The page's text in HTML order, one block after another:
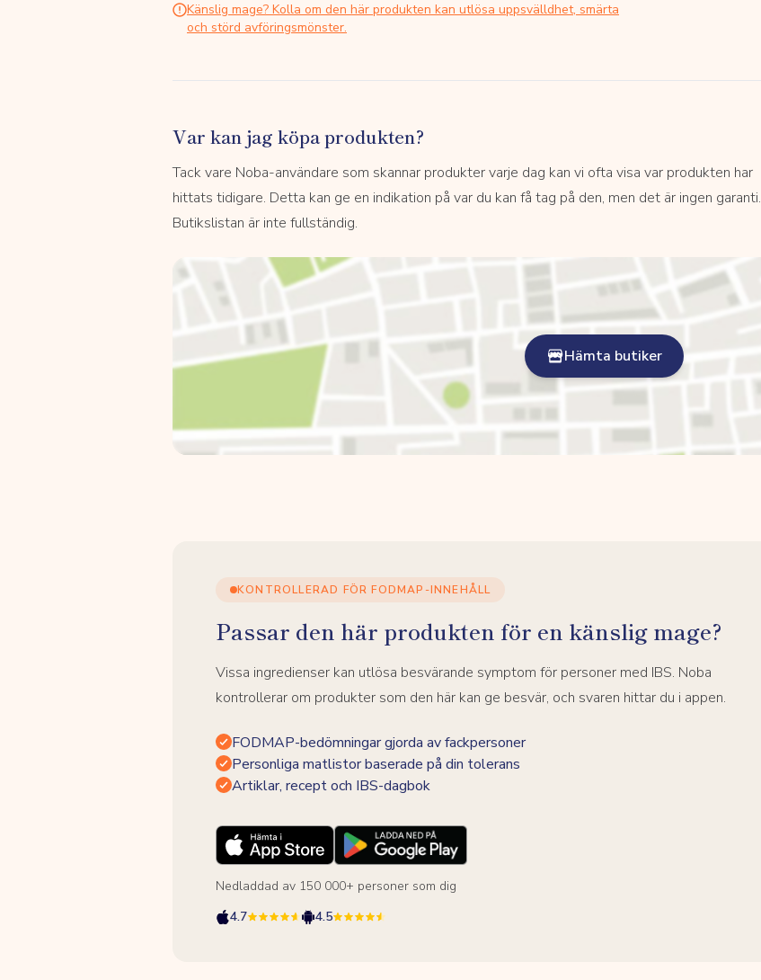
Känslig mage? Kolla om den här produkten kan utlösa uppsvälldhet, smärta
och störd avföringsmönster.
Var kan jag köpa produkten?
Tack vare Noba-användare som skannar produkter varje dag kan vi ofta visa var produkten har
hittats tidigare. Detta kan ge en indikation på var du kan få tag på den, men det är ingen garanti.
Butikslistan är inte fullständig.
Hämta butiker
KONTROLLERAD FÖR FODMAP-INNEHÅLL
Passar den här produkten för en känslig mage?
Vissa ingredienser kan utlösa besvärande symptom för personer med IBS. Noba
kontrollerar om produkter som den här kan ge besvär, och svaren hittar du i appen.
FODMAP-bedömningar gjorda av fackpersoner
Personliga matlistor baserade på din tolerans
Artiklar, recept och IBS-dagbok
Nedladdad av 150 000+ personer som dig
4.7
4.5